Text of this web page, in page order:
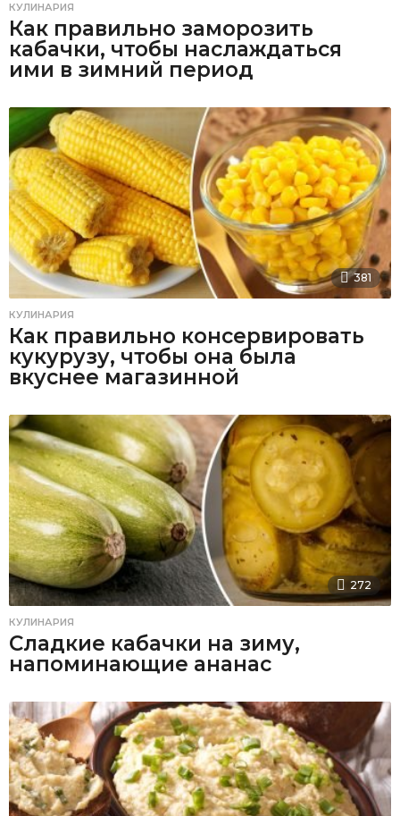
КУЛИНАРИЯ
Как правильно заморозить
кабачки, чтобы наслаждаться
ими в зимний период
381
КУЛИНАРИЯ
Как правильно консервировать
кукурузу, чтобы она была
вкуснее магазинной
272
КУЛИНАРИЯ
Сладкие кабачки на зиму,
напоминающие ананас